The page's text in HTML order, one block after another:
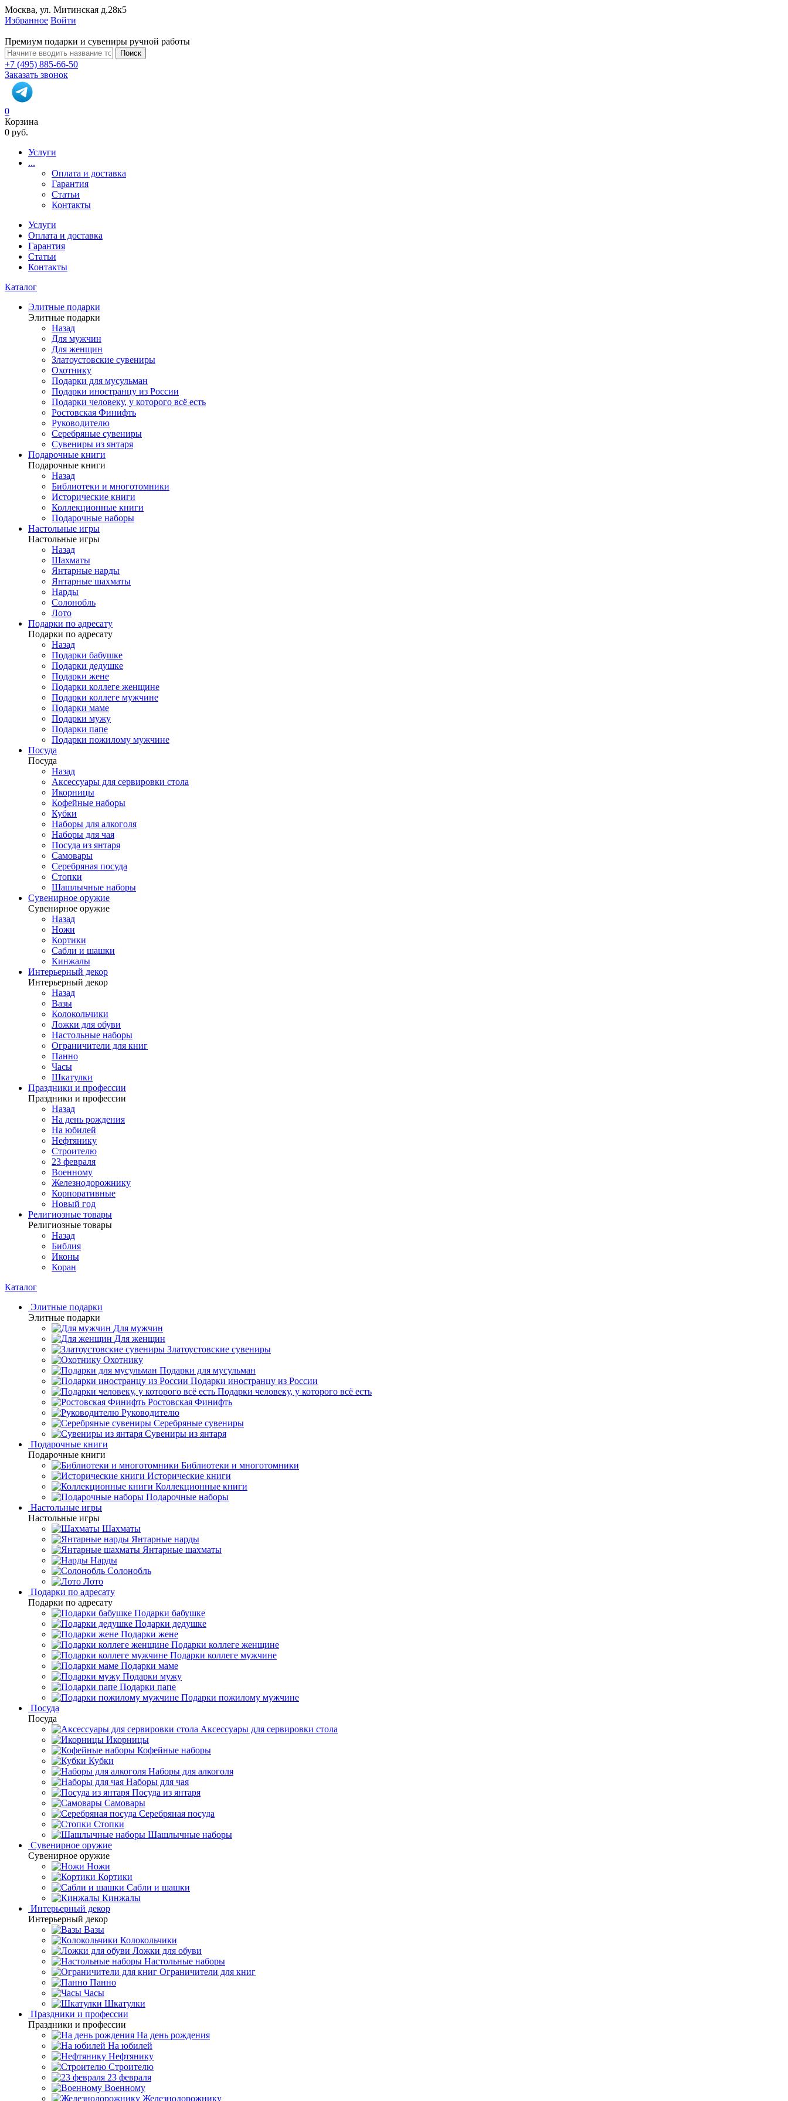
Москва, ул. Митинская д.28к5
Избранное Войти
Премиум подарки и сувениры ручной работы
Поиск
+7 (495) 885-66-50
Заказать звонок
0
Корзина
0 руб.
Услуги
...
Оплата и доставка
Гарантия
Статьи
Контакты
Услуги
Оплата и доставка
Гарантия
Статьи
Контакты
Каталог
Элитные подарки
Элитные подарки
Назад
Для мужчин
Для женщин
Златоустовские сувениры
Охотнику
Подарки для мусульман
Подарки иностранцу из России
Подарки человеку, у которого всё есть
Ростовская Финифть
Руководителю
Серебряные сувениры
Сувениры из янтаря
Подарочные книги
Подарочные книги
Назад
Библиотеки и многотомники
Исторические книги
Коллекционные книги
Подарочные наборы
Настольные игры
Настольные игры
Назад
Шахматы
Янтарные нарды
Янтарные шахматы
Нарды
Солонобль
Лото
Подарки по адресату
Подарки по адресату
Назад
Подарки бабушке
Подарки дедушке
Подарки жене
Подарки коллеге женщине
Подарки коллеге мужчине
Подарки маме
Подарки мужу
Подарки папе
Подарки пожилому мужчине
Посуда
Посуда
Назад
Аксессуары для сервировки стола
Икорницы
Кофейные наборы
Кубки
Наборы для алкоголя
Наборы для чая
Посуда из янтаря
Самовары
Серебряная посуда
Стопки
Шашлычные наборы
Сувенирное оружие
Сувенирное оружие
Назад
Ножи
Кортики
Сабли и шашки
Кинжалы
Интерьерный декор
Интерьерный декор
Назад
Вазы
Колокольчики
Ложки для обуви
Настольные наборы
Ограничители для книг
Панно
Часы
Шкатулки
Праздники и профессии
Праздники и профессии
Назад
На день рождения
На юбилей
Нефтянику
Строителю
23 февраля
Военному
Железнодорожнику
Корпоративные
Новый год
Религиозные товары
Религиозные товары
Назад
Библия
Иконы
Коран
Каталог
Элитные подарки
Элитные подарки
Для мужчин
Для женщин
Златоустовские сувениры
Охотнику
Подарки для мусульман
Подарки иностранцу из России
Подарки человеку, у которого всё есть
Ростовская Финифть
Руководителю
Серебряные сувениры
Сувениры из янтаря
Подарочные книги
Подарочные книги
Библиотеки и многотомники
Исторические книги
Коллекционные книги
Подарочные наборы
Настольные игры
Настольные игры
Шахматы
Янтарные нарды
Янтарные шахматы
Нарды
Солонобль
Лото
Подарки по адресату
Подарки по адресату
Подарки бабушке
Подарки дедушке
Подарки жене
Подарки коллеге женщине
Подарки коллеге мужчине
Подарки маме
Подарки мужу
Подарки папе
Подарки пожилому мужчине
Посуда
Посуда
Аксессуары для сервировки стола
Икорницы
Кофейные наборы
Кубки
Наборы для алкоголя
Наборы для чая
Посуда из янтаря
Самовары
Серебряная посуда
Стопки
Шашлычные наборы
Сувенирное оружие
Сувенирное оружие
Ножи
Кортики
Сабли и шашки
Кинжалы
Интерьерный декор
Интерьерный декор
Вазы
Колокольчики
Ложки для обуви
Настольные наборы
Ограничители для книг
Панно
Часы
Шкатулки
Праздники и профессии
Праздники и профессии
На день рождения
На юбилей
Нефтянику
Строителю
23 февраля
Военному
Железнодорожнику